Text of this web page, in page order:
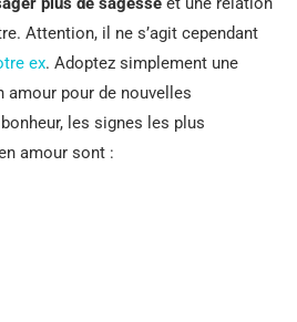
Attention, il ne s’agit cependant
ex. Adoptez simplement une
amour pour de nouvelles
les signes les plus
amour sont :